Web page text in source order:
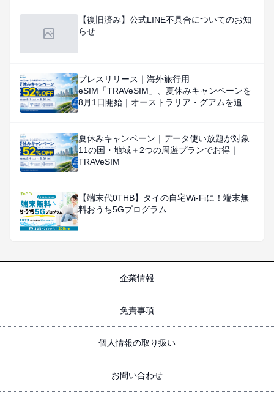
【復旧済み】公式LINE不具合についてのお知
らせ
プレスリリース｜海外旅行用
eSIM「TRAVeSIM」、夏休みキャンペーンを
8月1日開始｜オーストラリア・グアムを追
夏休みキャンペーン｜データ使い放題が対象
11の国・地域＋2つの周遊プランでお得｜
TRAVeSIM
【端末代0THB】タイの自宅Wi-Fiに！端末無
料おうち5Gプログラム
企業情報
免責事項
個人情報の取り扱い
お問い合わせ